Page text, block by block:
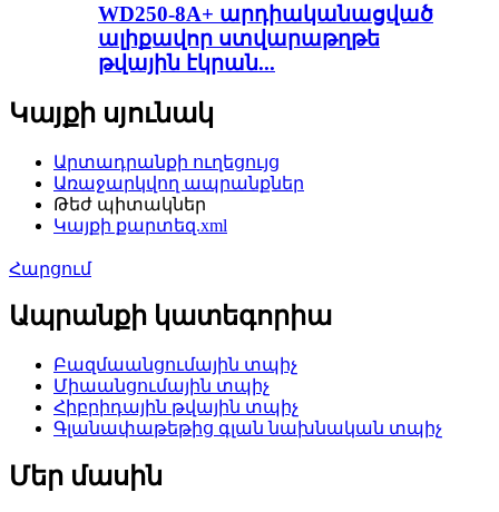
WD250-8A+ արդիականացված
ալիքավոր ստվարաթղթե
թվային էկրան...
Կայքի սյունակ
Արտադրանքի ուղեցույց
Առաջարկվող ապրանքներ
Թեժ պիտակներ
Կայքի քարտեզ.xml
Հարցում
Ապրանքի կատեգորիա
Բազմաանցումային տպիչ
Միաանցումային տպիչ
Հիբրիդային թվային տպիչ
Գլանափաթեթից գլան նախնական տպիչ
Մեր մասին